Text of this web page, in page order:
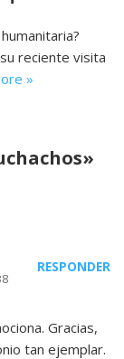
reciente visita
»
RESPONDER
Gracias,
tan ejemplar.